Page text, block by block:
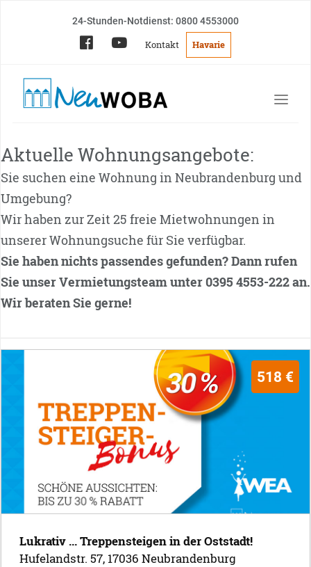
24-Stunden-Notdienst: 0800 4553000
Kontakt Havarie
Aktuelle Wohnungsangebote:
Sie suchen eine Wohnung in Neubrandenburg und
Umgebung?
Wir haben zur Zeit 25 freie Mietwohnungen in
unserer Wohnungsuche für Sie verfügbar.
Sie haben nichts passendes gefunden? Dann rufen
Sie unser Vermietungsteam unter 0395 4553-222 an.
Wir beraten Sie gerne!
518 €
Lukrativ ... Treppensteigen in der Oststadt!
Hufelandstr. 57, 17036 Neubrandenburg